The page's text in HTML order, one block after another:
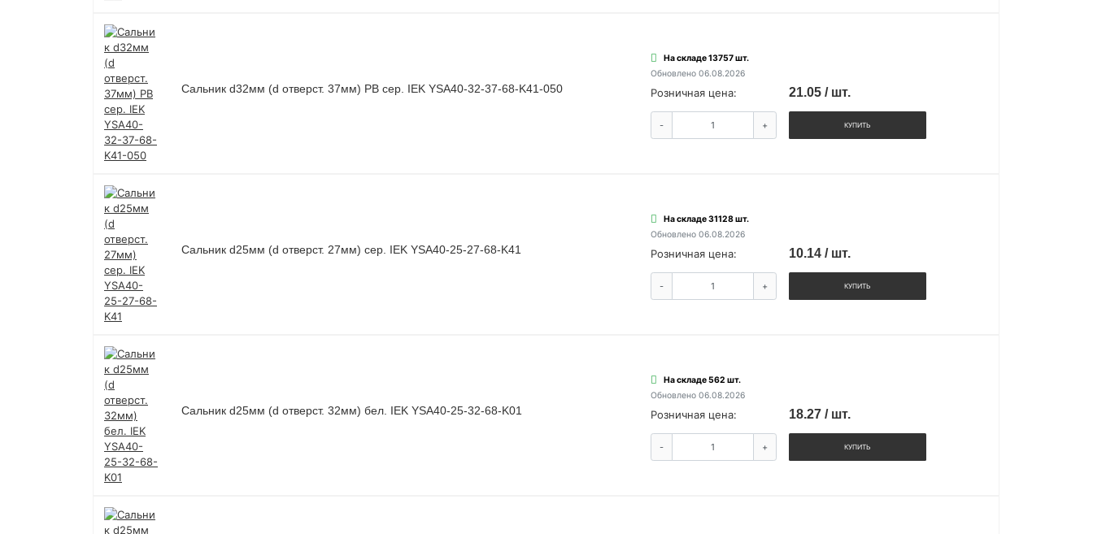
Сальник d32мм (d отверст. 37мм) РВ сер. IEK YSA40-32-37-68-K41-050
На складе 13757 шт.
Обновлено 06.08.2026
Розничная цена: 21.05 / шт.
- + КУПИТЬ
Сальник d25мм (d отверст. 27мм) сер. IEK YSA40-25-27-68-K41
На складе 31128 шт.
Обновлено 06.08.2026
Розничная цена: 10.14 / шт.
- + КУПИТЬ
Сальник d25мм (d отверст. 32мм) бел. IEK YSA40-25-32-68-K01
На складе 562 шт.
Обновлено 06.08.2026
Розничная цена: 18.27 / шт.
- + КУПИТЬ